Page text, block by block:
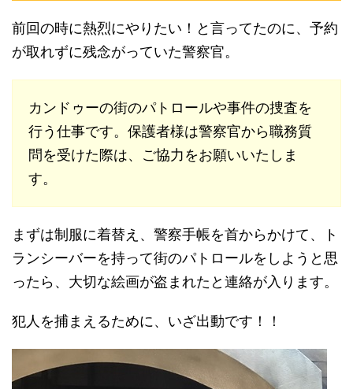
前回の時に熱烈にやりたい！と言ってたのに、予約
が取れずに残念がっていた警察官。
カンドゥーの街のパトロールや事件の捜査を
行う仕事です。保護者様は警察官から職務質
問を受けた際は、ご協力をお願いいたしま
す。
まずは制服に着替え、警察手帳を首からかけて、ト
ランシーバーを持って街のパトロールをしようと思
ったら、大切な絵画が盗まれたと連絡が入ります。
犯人を捕まえるために、いざ出動です！！